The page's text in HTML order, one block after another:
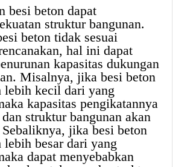
besi beton dapat
struktur bangunan.
beton tidak sesuai
hal ini dapat
kapasitas dukungan
Misalnya, jika besi beton
lebih kecil dari yang
kapasitas pengikatannya
struktur bangunan akan
jika besi beton
lebih besar dari yang
dapat menyebabkan